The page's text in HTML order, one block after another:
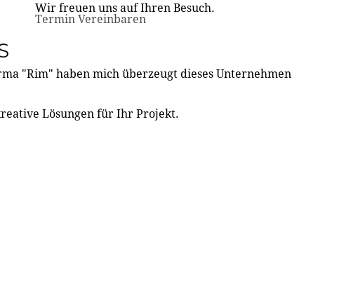
Wir freuen uns auf Ihren Besuch.
Termin Vereinbaren
"Rim" haben mich überzeugt dieses Unternehmen
Lösungen für Ihr Projekt.